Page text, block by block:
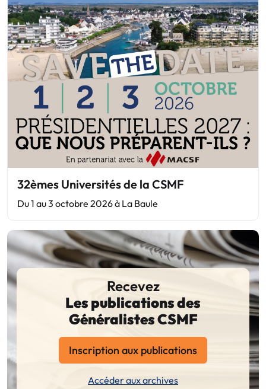
32èmes Universités de la CSMF
Du 1 au 3 octobre 2026 à La Baule
Recevez
Les publications des
Généralistes CSMF
Inscription aux publications
Accéder aux archives